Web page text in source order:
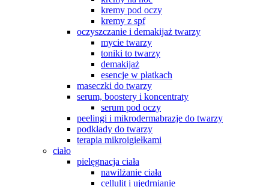
kremy pod oczy
kremy z spf
oczyszczanie i demakijaż twarzy
mycie twarzy
toniki to twarzy
demakijaż
esencje w płatkach
maseczki do twarzy
serum, boostery i koncentraty
serum pod oczy
peelingi i mikrodermabrazje do twarzy
podkłady do twarzy
terapia mikroigiełkami
ciało
pielęgnacja ciała
nawilżanie ciała
cellulit i ujędrnianie